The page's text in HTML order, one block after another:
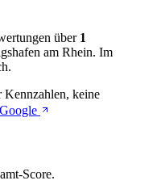
über 1
am Rhein. Im
.
Kennzahlen, keine
Score.